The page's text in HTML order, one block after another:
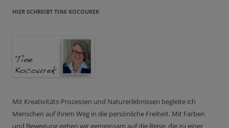
HIER SCHREIBT TINE KOCOUREK
Mit Kreativitäts-Prozessen und Naturerlebnissen begleite ich
Menschen auf ihrem Weg in die persönliche Freiheit. Mit Farben
und Bewegung gehen wir gemeinsam auf die Reise, die zu einer